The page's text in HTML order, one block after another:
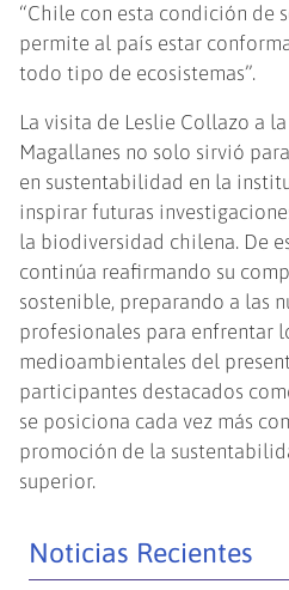
“Chile con esta condición de
permite al país estar
todo tipo de ecosistemas”.
La visita de Leslie Collazo a
Magallanes no solo sirvió
en sustentabilidad en la
inspirar futuras
la biodiversidad chilena. De
continúa reafirmando su
sostenible, preparando a las
profesionales para enfrentar
medioambientales del
participantes destacados
se posiciona cada vez más
promoción de la
superior.
Noticias Recientes